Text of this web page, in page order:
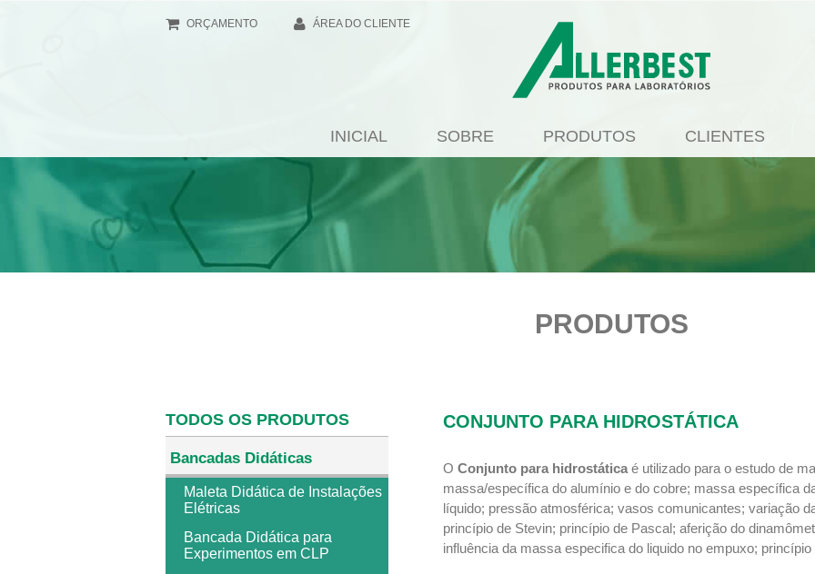
ORÇAMENTO ÁREA DO CLIENTE
INICIAL SOBRE PRODUTOS CLIENTES
PRODUTOS
TODOS OS PRODUTOS
Bancadas Didáticas
Maleta Didática de Instalações
Elétricas
Bancada Didática para
Experimentos em CLP
CONJUNTO PARA HIDROSTÁTICA
O Conjunto para hidrostática é utilizado para o estudo de
massa/específica do alumínio e do cobre; massa específica
líquido; pressão atmosférica; vasos comunicantes; variação
princípio de Stevin; princípio de Pascal; aferição do
influência da massa especifica do liquido no empuxo; princípio